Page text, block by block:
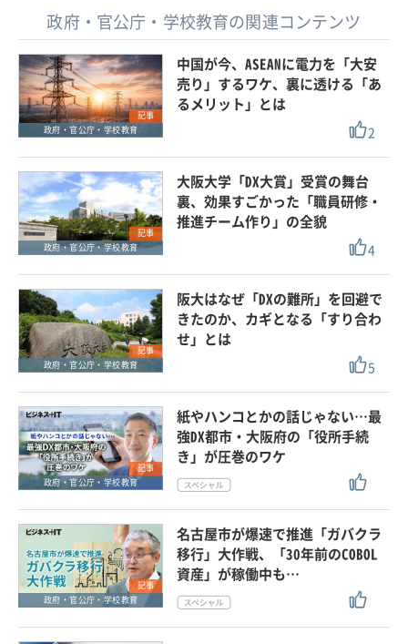
政府・官公庁・学校教育の関連コンテンツ
記事
政府・官公庁・学校教育
中国が今、ASEANに電力を「大安
売り」するワケ、裏に透ける「あ
るメリット」とは
2
記事
政府・官公庁・学校教育
大阪大学「DX大賞」受賞の舞台
裏、効果すごかった「職員研修・
推進チーム作り」の全貌
4
記事
政府・官公庁・学校教育
阪大はなぜ「DXの難所」を回避で
きたのか、カギとなる「すり合わ
せ」とは
5
記事
政府・官公庁・学校教育
紙やハンコとかの話じゃない…最
強DX都市・大阪府の「役所手続
き」が圧巻のワケ
記事
政府・官公庁・学校教育
名古屋市が爆速で推進「ガバクラ
移行」大作戦、「30年前のCOBOL
資産」が稼働中も…